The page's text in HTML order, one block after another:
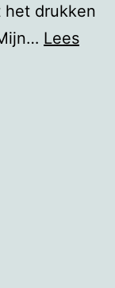
drukken
Lees